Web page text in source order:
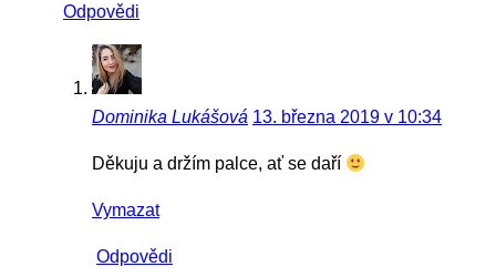
Odpovědi
Dominika Lukášová 13. března 2019 v 10:34
Děkuju a držím palce, ať se daří
Vymazat
Odpovědi